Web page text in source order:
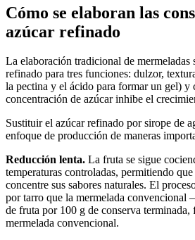
Cómo se elaboran las
azúcar refinado
La elaboración tradicional de mermeladas
refinado para tres funciones: dulzor,
la pectina y el ácido para formar un gel) y
concentración de azúcar inhibe el
Sustituir el azúcar refinado por sirope de
enfoque de producción de maneras
Reducción lenta. La fruta se sigue
temperaturas controladas, permitiendo
concentre sus sabores naturales. El
por tarro que la mermelada
de fruta por 100 g de conserva terminada,
mermelada convencional.